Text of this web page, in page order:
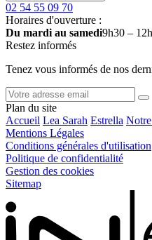
02 54 55 09 70
Horaires d'ouverture :
Du mardi au samedi9h30 –
Restez informés
Tenez vous informés de nos
Plan du site
Accueil Lea Sarah Estrella
Mentions Légales
Conditions générales d'utilisation
Politique de confidentialité
Gestion des cookies
Sitemap